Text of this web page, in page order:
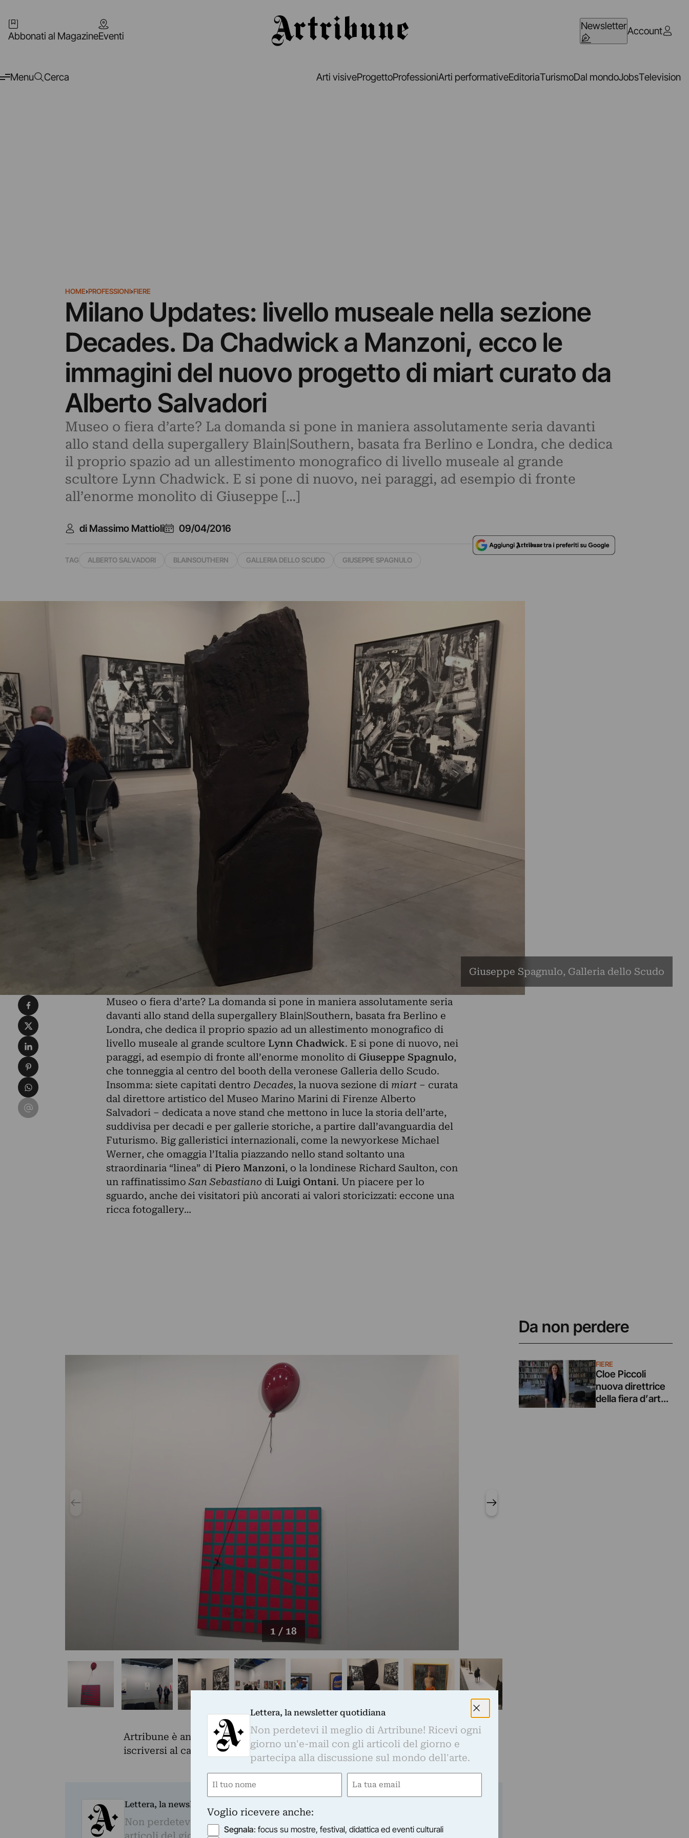
Abbonati al MagazineEventi
NewsletterAccount
Menu Cerca Arti visiveProgettoProfessioniArti performativeEditoriaTurismoDal mondoJobsTelevision
HOME›PROFESSIONI›FIERE
Milano Updates: livello museale nella sezione
Decades. Da Chadwick a Manzoni, ecco le
immagini del nuovo progetto di miart curato da
Alberto Salvadori
Museo o fiera d’arte? La domanda si pone in maniera assolutamente seria davanti
allo stand della supergallery Blain|Southern, basata fra Berlino e Londra, che dedica
il proprio spazio ad un allestimento monografico di livello museale al grande
scultore Lynn Chadwick. E si pone di nuovo, nei paraggi, ad esempio di fronte
all’enorme monolito di Giuseppe […]
di Massimo Mattioli 09/04/2016
TAG ALBERTO SALVADORI BLAINSOUTHERN GALLERIA DELLO SCUDO GIUSEPPE SPAGNULO
Giuseppe Spagnulo, Galleria dello Scudo
Museo o fiera d’arte? La domanda si pone in maniera assolutamente seria
davanti allo stand della supergallery Blain|Southern, basata fra Berlino e
Londra, che dedica il proprio spazio ad un allestimento monografico di
livello museale al grande scultore Lynn Chadwick. E si pone di nuovo, nei
paraggi, ad esempio di fronte all’enorme monolito di Giuseppe Spagnulo,
che tonneggia al centro del booth della veronese Galleria dello Scudo.
Insomma: siete capitati dentro Decades, la nuova sezione di miart– curata
dal direttore artistico del Museo Marino Marini di Firenze Alberto
Salvadori – dedicata a nove stand che mettono in luce la storia dell’arte,
suddivisa per decadi e per gallerie storiche, a partire dall’avanguardia del
Futurismo. Big galleristici internazionali, come la newyorkese Michael
Werner, che omaggia l’Italia piazzando nello stand soltanto una
straordinaria “linea” di Piero Manzoni, o la londinese Richard Saulton, con
un raffinatissimo San Sebastianodi Luigi Ontani. Un piacere per lo
sguardo, anche dei visitatori più ancorati ai valori storicizzati: eccone una
ricca fotogallery…
1 / 18
Artribune è anche su Whatsapp. È sufficientecliccare quiper
iscriversi al canale ed essere sempre aggiornati
Lettera, la newsletter quotidiana
Non perdetevi il meglio di Artribune! Ricevi ogni giorno un'e-mail con gli
Da non perdere
FIERE
Cloe Piccoli
nuova direttrice
della fiera d’arte
contemporanea
Condividi su Facebook
Condividi su X
Condividi su LinkedIn
Condividi su Pinterest
Condividi su WhatsApp
Condividi su Email
Lettera, la newsletter quotidiana
Non perdetevi il meglio di Artribune! Ricevi ogni
giorno un'e-mail con gli articoli del giorno e
partecipa alla discussione sul mondo dell'arte.
Nome
Email
Voglio ricevere anche:
Segnala: focus su mostre, festival, didattica ed eventi culturali